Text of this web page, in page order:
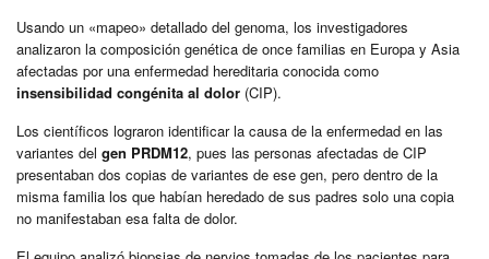
Usando un «mapeo» detallado del genoma, los investigadores
analizaron la composición genética de once familias en Europa y Asia
afectadas por una enfermedad hereditaria conocida como
insensibilidad congénita al dolor (CIP).
Los científicos lograron identificar la causa de la enfermedad en las
variantes del gen PRDM12, pues las personas afectadas de CIP
presentaban dos copias de variantes de ese gen, pero dentro de la
misma familia los que habían heredado de sus padres solo una copia
no manifestaban esa falta de dolor.